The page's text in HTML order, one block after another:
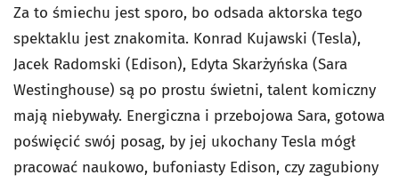
Za to śmiechu jest sporo, bo odsada aktorska tego
spektaklu jest znakomita. Konrad Kujawski (Tesla),
Jacek Radomski (Edison), Edyta Skarżyńska (Sara
Westinghouse) są po prostu świetni, talent komiczny
mają niebywały. Energiczna i przebojowa Sara, gotowa
poświęcić swój posag, by jej ukochany Tesla mógł
pracować naukowo, bufoniasty Edison, czy zagubiony